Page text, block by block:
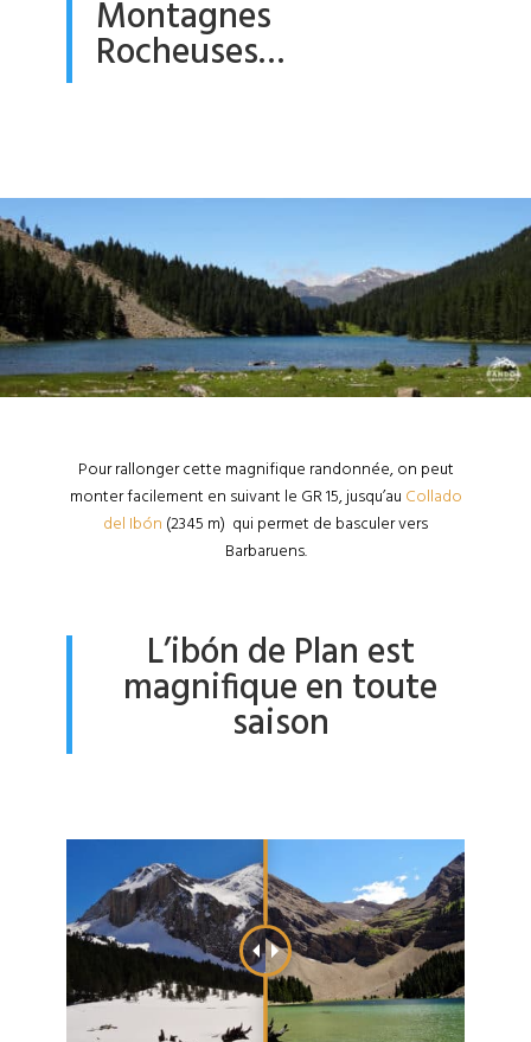
Montagnes
Rocheuses…
Pour rallonger cette magnifique randonnée, on peut
monter facilement en suivant le GR 15, jusqu’au Collado
del Ibón (2345 m) qui permet de basculer vers
Barbaruens.
L’ibón de Plan est
magnifique en toute
saison